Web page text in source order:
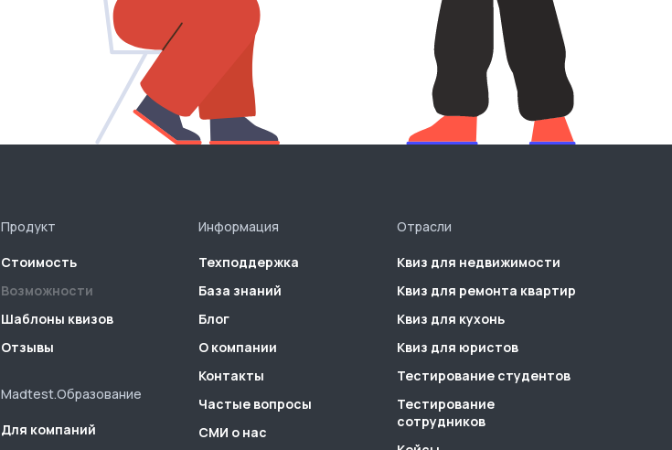
Продукт
Стоимость
Возможности
Шаблоны квизов
Отзывы
Madtest.Образование
Для компаний
Информация
Техподдержка
База знаний
Блог
О компании
Контакты
Частые вопросы
СМИ о нас
Отрасли
Квиз для недвижимости
Квиз для ремонта квартир
Квиз для кухонь
Квиз для юристов
Тестирование студентов
Тестирование
сотрудников